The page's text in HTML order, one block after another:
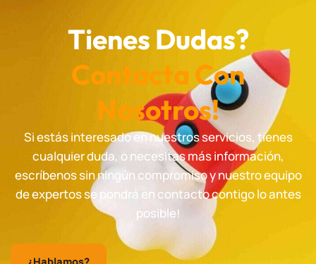
Tienes Dudas?
Contacta Con
Nosotros!
Si estás interesado en nuestros servicios, tienes
cualquier duda, o necesitas más información,
escríbenos sin ningún compromiso y nuestro equipo
de expertos se pondrá en contacto contigo lo antes
posible!
¿Hablamos?